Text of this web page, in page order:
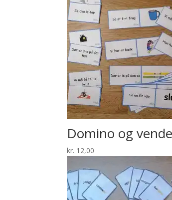
Domino og
kr. 12,00